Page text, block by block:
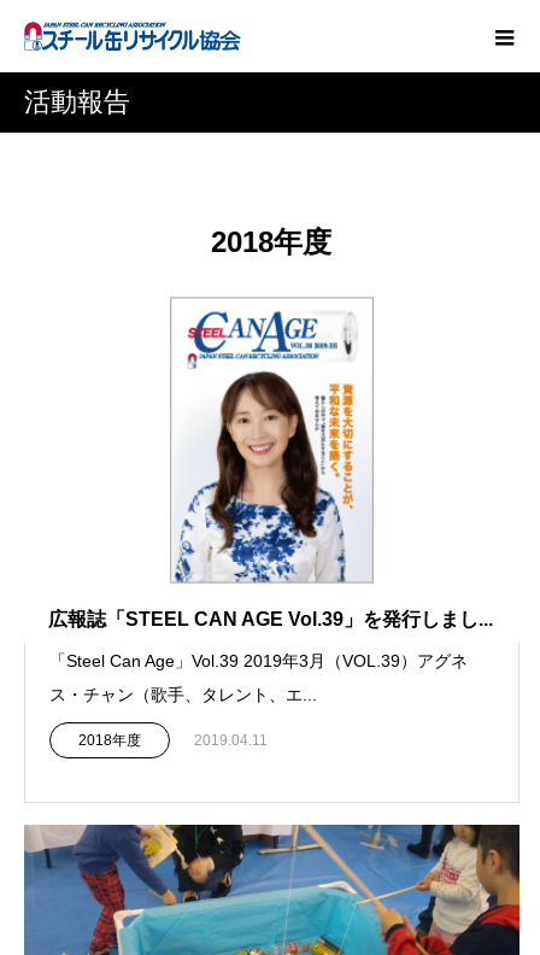
活動報告
2018年度
広報誌「STEEL CAN AGE Vol.39」を発行しまし...
「Steel Can Age」Vol.39 2019年3月（VOL.39）アグネ
ス・チャン（歌手、タレント、エ...
2018年度 2019.04.11